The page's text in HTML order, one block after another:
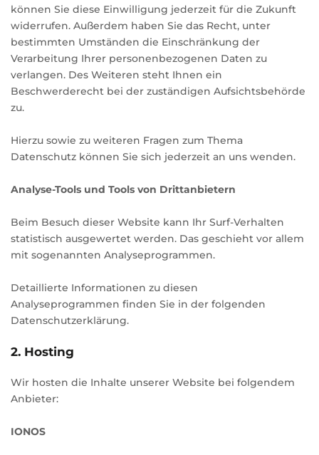
können Sie diese Einwilligung jederzeit für die Zukunft
widerrufen. Außerdem haben Sie das Recht, unter
bestimmten Umständen die Einschränkung der
Verarbeitung Ihrer personenbezogenen Daten zu
verlangen. Des Weiteren steht Ihnen ein
Beschwerderecht bei der zuständigen Aufsichtsbehörde
zu.
Hierzu sowie zu weiteren Fragen zum Thema
Datenschutz können Sie sich jederzeit an uns wenden.
Analyse-Tools und Tools von Dritt­anbietern
Beim Besuch dieser Website kann Ihr Surf-Verhalten
statistisch ausgewertet werden. Das geschieht vor allem
mit sogenannten Analyseprogrammen.
Detaillierte Informationen zu diesen
Analyseprogrammen finden Sie in der folgenden
Datenschutzerklärung.
2. Hosting
Wir hosten die Inhalte unserer Website bei folgendem
Anbieter:
IONOS